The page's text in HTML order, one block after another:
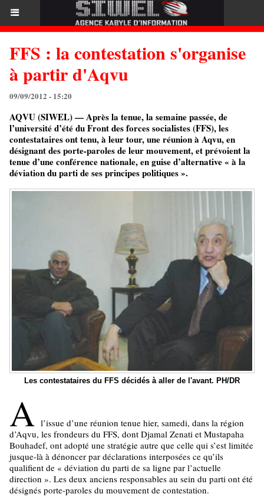
FFS : la contestation s'organise
à partir d'Aqvu
09/09/2012 - 15:20
AQVU (SIWEL) — Après la tenue, la semaine passée, de
l’université d’été du Front des forces socialistes (FFS), les
contestataires ont tenu, à leur tour, une réunion à Aqvu, en
désignant des porte-paroles de leur mouvement, et prévoient la
tenue d’une conférence nationale, en guise d’alternative « à la
déviation du parti de ses principes politiques ».
Les contestataires du FFS décidés à aller de l'avant. PH/DR
A l’issue d’une réunion tenue hier, samedi, dans la région
d’Aqvu, les frondeurs du FFS, dont Djamal Zenati et Mustapaha
Bouhadef, ont adopté une stratégie autre que celle qui s’est limitée
jusque-là à dénoncer par déclarations interposées ce qu’ils
qualifient de « déviation du parti de sa ligne par l’actuelle
direction ». Les deux anciens responsables au sein du parti ont été
désignés porte-paroles du mouvement de contestation.